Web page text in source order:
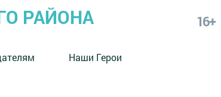
РАЙОНА 16+
Наши Герои